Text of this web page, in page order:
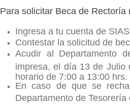
Para solicitar Beca de Rectoría
Ingresa a tu cuenta de
Contestar la solicitud de
Acudir al Departamento
impresa, el día 13 de Julio
horario de 7:00 a 13:00 hrs.
En caso de que se
Departamento de